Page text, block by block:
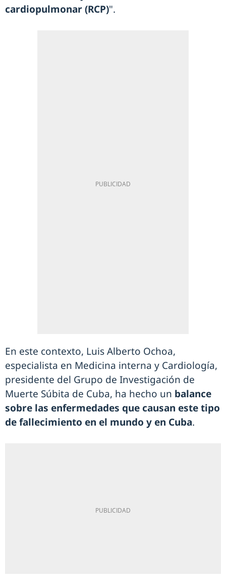
cardiopulmonar (RCP)".
En este contexto, Luis Alberto Ochoa,
especialista en Medicina interna y Cardiología,
presidente del Grupo de Investigación de
Muerte Súbita de Cuba, ha hecho un balance
sobre las enfermedades que causan este tipo
de fallecimiento en el mundo y en Cuba.